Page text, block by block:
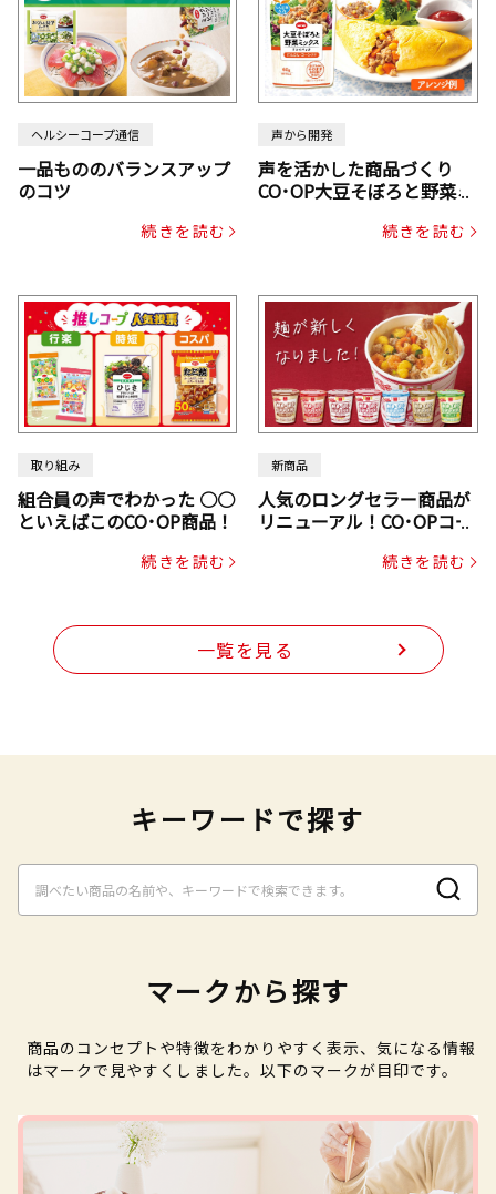
ヘルシーコープ通信
一品もののバランスアップ
のコツ
続きを読む
声から開発
声を活かした商品づくり
CO･OP大豆そぼろと野菜ミ
じん・コーン入り）続きを読む
取り組み
組合員の声でわかった ○○
といえばこのCO･OP商品！
続きを読む
新商品
人気のロングセラー商品が
リニューアル！CO･OPコー
続きを読む
一覧を見る
キーワードで探す
マークから探す
商品のコンセプトや特徴をわかりやすく表示、気になる情報
はマークで見やすくしました。以下のマークが目印です。